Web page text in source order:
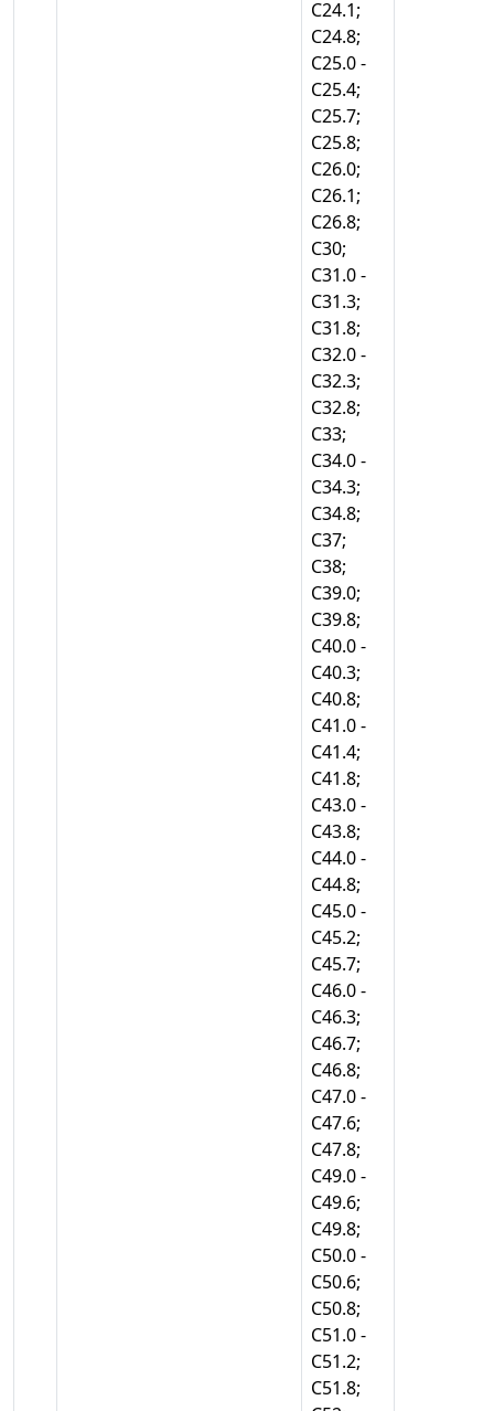
С24.1;
С24.8;
С25.0 -
С25.4;
С25.7;
С25.8;
С26.0;
С26.1;
С26.8;
С30;
С31.0 -
С31.3;
С31.8;
С32.0 -
С32.3;
С32.8;
С33;
С34.0 -
С34.3;
С34.8;
С37;
С38;
С39.0;
С39.8;
С40.0 -
С40.3;
С40.8;
С41.0 -
С41.4;
С41.8;
С43.0 -
С43.8;
С44.0 -
С44.8;
С45.0 -
С45.2;
С45.7;
С46.0 -
С46.3;
С46.7;
С46.8;
С47.0 -
С47.6;
С47.8;
С49.0 -
С49.6;
С49.8;
С50.0 -
С50.6;
С50.8;
С51.0 -
С51.2;
С51.8;